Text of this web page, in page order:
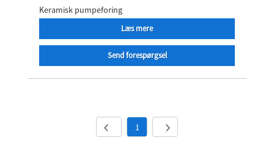
Keramisk pumpeforing
Læs mere
Send forespørgsel
1